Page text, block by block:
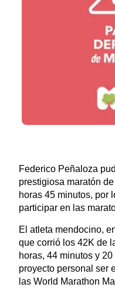
Federico Peñaloza
prestigiosa maratón
horas 45 minutos, por
participar en las
El atleta mendocino,
que corrió los 42K de
horas, 44 minutos y
proyecto personal ser
las World Marathon